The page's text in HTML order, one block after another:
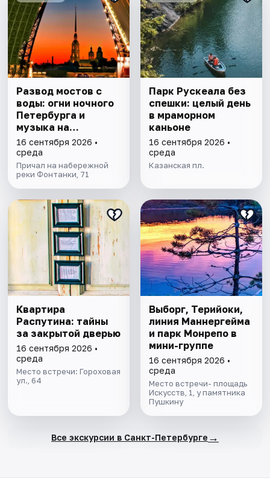
Развод мостов с
воды: огни ночного
Петербурга и
музыка на
теплоходе
16 сентября 2026 •
среда
Причал на набережной
реки Фонтанки, 71
Парк Рускеала без
спешки: целый день
в мраморном
каньоне
16 сентября 2026 •
среда
Казанская пл.
Квартира
Распутина: тайны
за закрытой дверью
16 сентября 2026 •
среда
Место встречи: Гороховая
ул., 64
Выборг, Терийоки,
линия Маннергейма
и парк Монрепо в
мини-группе
16 сентября 2026 •
среда
Место встречи- площадь
Искусств, 1, у памятника
Пушкину
Все экскурсии в Санкт-Петербурге →